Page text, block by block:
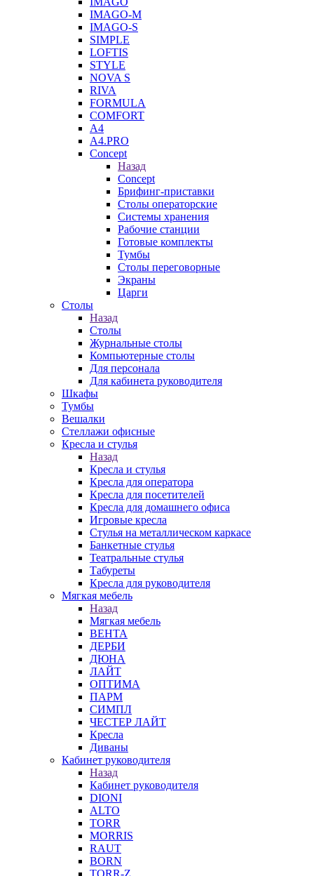
IMAGO-M
IMAGO-S
SIMPLE
LOFTIS
STYLE
NOVA S
RIVA
FORMULA
COMFORT
A4
A4.PRO
Concept
Назад
Concept
Брифинг-приставки
Столы операторские
Системы хранения
Рабочие станции
Готовые комплекты
Тумбы
Столы переговорные
Экраны
Царги
Столы
Назад
Столы
Журнальные столы
Компьютерные столы
Для персонала
Для кабинета руководителя
Шкафы
Тумбы
Вешалки
Стеллажи офисные
Кресла и стулья
Назад
Кресла и стулья
Кресла для оператора
Кресла для посетителей
Кресла для домашнего офиса
Игровые кресла
Стулья на металлическом каркасе
Банкетные стулья
Театральные стулья
Табуреты
Кресла для руководителя
Мягкая мебель
Назад
Мягкая мебель
ВЕНТА
ДЕРБИ
ДЮНА
ЛАЙТ
ОПТИМА
ПАРМ
СИМПЛ
ЧЕСТЕР ЛАЙТ
Кресла
Диваны
Кабинет руководителя
Назад
Кабинет руководителя
DIONI
ALTO
TORR
MORRIS
RAUT
BORN
TORR-Z